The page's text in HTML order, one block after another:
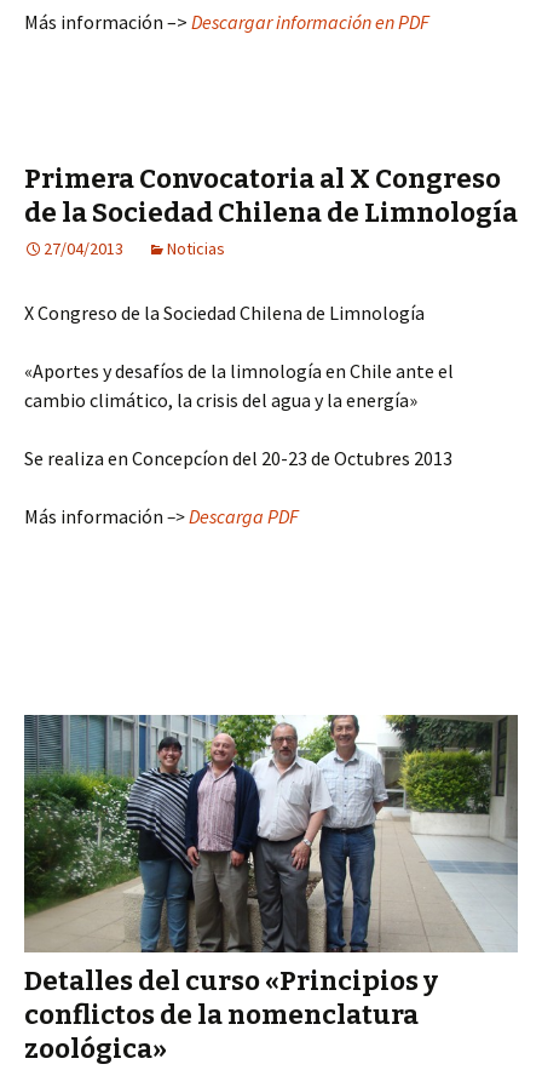
Más información –> Descargar información en PDF
Primera Convocatoria al X Congreso
de la Sociedad Chilena de Limnología
27/04/2013 Noticias
X Congreso de la Sociedad Chilena de Limnología
«Aportes y desafíos de la limnología en Chile ante el
cambio climático, la crisis del agua y la energía»
Se realiza en Concepcíon del 20-23 de Octubres 2013
Más información –>Descarga PDF
Detalles del curso «Principios y
conflictos de la nomenclatura
zoológica»